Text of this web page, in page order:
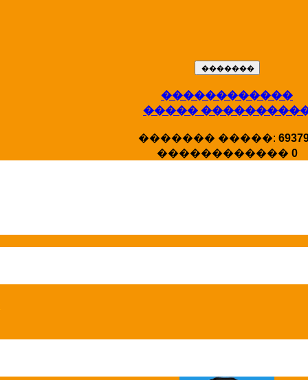
X�����
�����
������������
�����
������� �����:
������������ 0